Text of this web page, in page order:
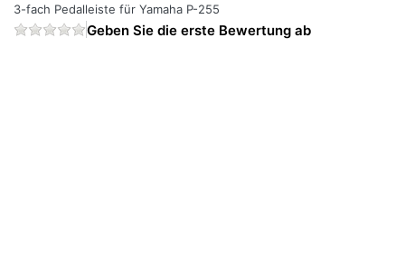
3-fach Pedalleiste für Yamaha P-255
Geben Sie die erste Bewertung ab